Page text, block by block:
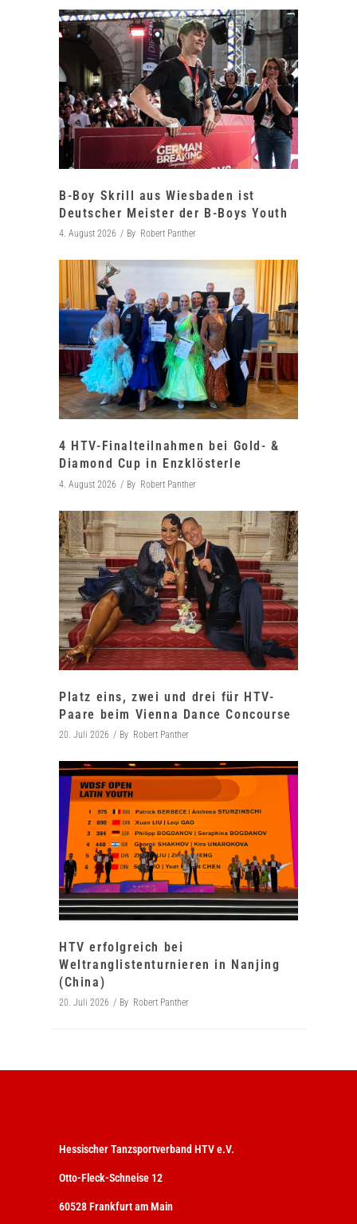
B-Boy Skrill aus Wiesbaden ist
Deutscher Meister der B-Boys Youth
4. August 2026 By Robert Panther
4 HTV-Finalteilnahmen bei Gold- &
Diamond Cup in Enzklösterle
4. August 2026 By Robert Panther
Platz eins, zwei und drei für HTV-
Paare beim Vienna Dance Concourse
20. Juli 2026 By Robert Panther
HTV erfolgreich bei
Weltranglistenturnieren in Nanjing
(China)
20. Juli 2026 By Robert Panther
Hessischer Tanzsportverband HTV e.V.
Otto-Fleck-Schneise 12
60528 Frankfurt am Main